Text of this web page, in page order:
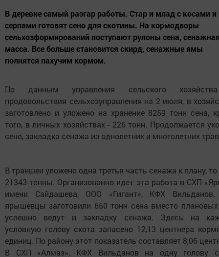
В деревне самый разгар работы. Стар и млад с косами и
серпами готовят сено для скотины. На кормодворы
сельхозформирований поступают рулоны сена,
масса. Все больше становится скирд, сенажные ямы
полнятся пахучим кормом.
По данным управления сельского
продовольствия сельхозуправления на 2 июля, в
заготовлено и уложено на хранение 8259 тонн сена,
того, в личных хозяйствах - 226 тонн. Продолжается
сено, закладка сенажа из однолетних и многолетних
В траншеи уложено одна третья часть сенажа к плану, то
21343 тонны. Организованно идет эта работа в СХП
имени Сайдашева, ООО «Гигант», КФХ Вильданов.
ярышевцы заготовили 650 тонн сена вместо
успешно ведут и закладку сенажа. Здесь на
условную голову скота запасено 12,13 центнера
единиц. По району этот показатель составляет 8,06
В СХП «Алмаз», КФХ Вильданов на одну голову